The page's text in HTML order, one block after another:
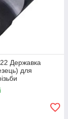
Державка
для